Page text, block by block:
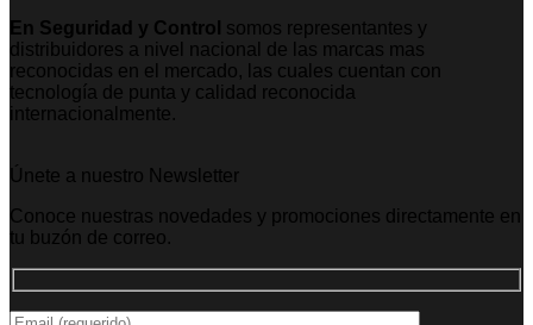
En Seguridad y Control somos representantes y
distribuidores a nivel nacional de las marcas mas
reconocidas en el mercado, las cuales cuentan con
tecnología de punta y calidad reconocida
internacionalmente.
Únete a nuestro Newsletter
Conoce nuestras novedades y promociones directamente en
tu buzón de correo.